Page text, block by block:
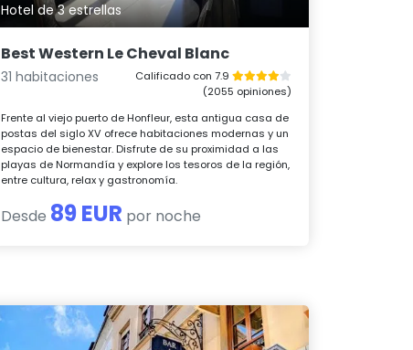
Hotel de 3 estrellas
Best Western Le Cheval Blanc
31 habitaciones
Calificado con 7.9
(2055 opiniones)
Frente al viejo puerto de Honfleur, esta antigua casa de
postas del siglo XV ofrece habitaciones modernas y un
espacio de bienestar. Disfrute de su proximidad a las
playas de Normandía y explore los tesoros de la región,
entre cultura, relax y gastronomía.
Desde 89 EUR por noche